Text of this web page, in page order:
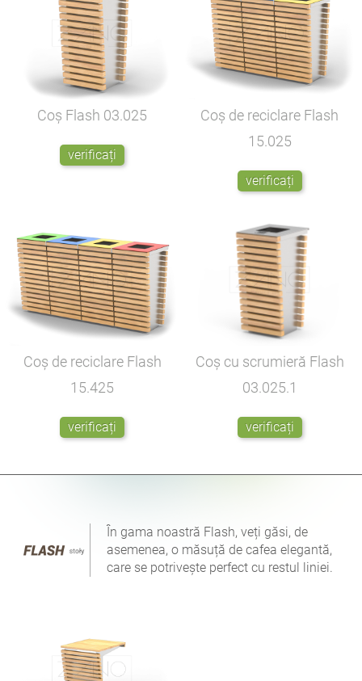
Coș Flash 03.025
verificați
Coș de reciclare Flash
15.025
verificați
Coș de reciclare Flash
15.425
verificați
Coș cu scrumieră Flash
03.025.1
verificați
În gama noastră Flash, veți găsi, de
asemenea, o măsuță de cafea elegantă,
care se potrivește perfect cu restul liniei.